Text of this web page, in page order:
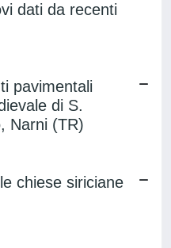
dati da recenti
pavimentali
di S.
Narni (TR)
chiese siriciane